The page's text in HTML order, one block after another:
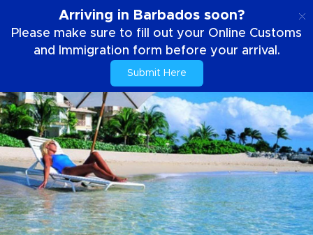
Arriving in Barbados soon?
Please make sure to fill out your Online Customs
and Immigration form before your arrival.
Submit Here